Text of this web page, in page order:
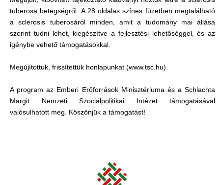
tuberosa betegségről. A 28 oldalas színes füzetben megtalálható
a sclerosis tuberosáról minden, amit a tudomány mai állása
szerint tudni lehet, kiegészítve a fejlesztési lehetőséggel, és az
igénybe vehető támogatásokkal.
Megújítottuk, frissítettük honlapunkat (www.tsc.hu).
A program az Emberi Erőforrások Minisztériuma és a Schlachta
Margit Nemzeti Szociálpolitikai Intézet támogatásával
valósulhatott meg. Köszönjük a támogatást!